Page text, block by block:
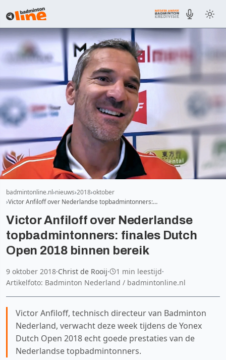
badmintonline.nl nieuws 2018 oktober
Victor Anfiloff over Nederlandse topbadmintonners:…
Victor Anfiloff over Nederlandse
topbadmintonners: finales Dutch
Open 2018 binnen bereik
9 oktober 2018·Christ de Rooij· 1 min leestijd·
Artikelfoto: Badminton Nederland / badmintonline.nl
Victor Anfiloff, technisch directeur van Badminton
Nederland, verwacht deze week tijdens de Yonex
Dutch Open 2018 echt goede prestaties van de
Nederlandse topbadmintonners.